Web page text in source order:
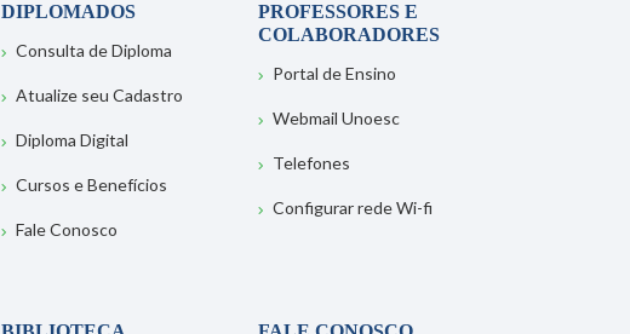
DIPLOMADOS
Consulta de Diploma
Atualize seu Cadastro
Diploma Digital
Cursos e Benefícios
Fale Conosco
PROFESSORES E
COLABORADORES
Portal de Ensino
Webmail Unoesc
Telefones
Configurar rede Wi-fi